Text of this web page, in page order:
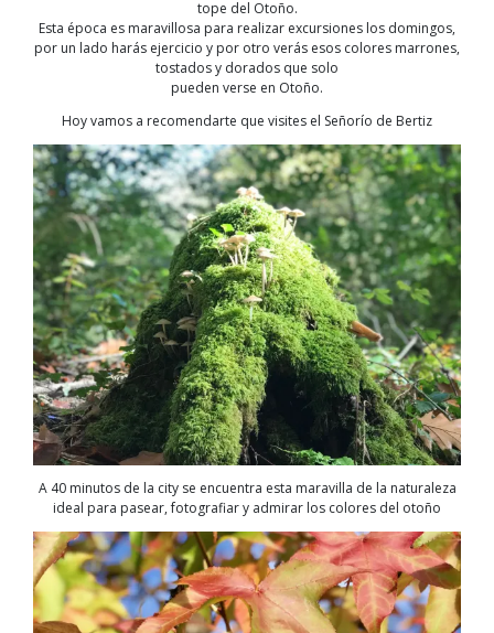
tope del Otoño.
Esta época es maravillosa para realizar excursiones los domingos,
por un lado harás ejercicio y por otro verás esos colores marrones,
tostados y dorados que solo
pueden verse en Otoño.
Hoy vamos a recomendarte que visites el Señorío de Bertiz
A 40 minutos de la city se encuentra esta maravilla de la naturaleza
ideal para pasear, fotografiar y admirar los colores del otoño